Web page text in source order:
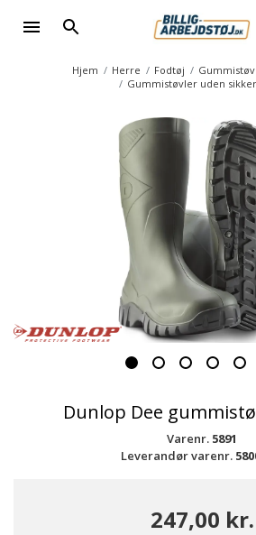
Hjem Herre Fodtøj
Gummistøvler uden
Dunlop Dee
Varenr. 5891
Leverandør varenr.
247,00 kr.